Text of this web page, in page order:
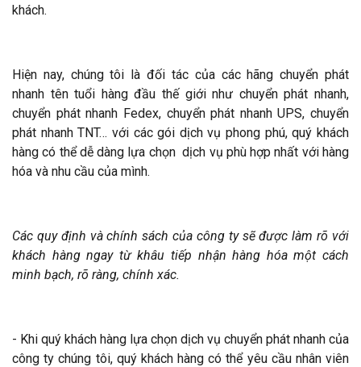
khách.
Hiện nay, chúng tôi là đối tác của các hãng chuyển phát
nhanh tên tuổi hàng đầu thế giới như chuyển phát nhanh,
chuyển phát nhanh Fedex, chuyển phát nhanh UPS, chuyển
phát nhanh TNT… với các gói dịch vụ phong phú, quý khách
hàng có thể dễ dàng lựa chọn dịch vụ phù hợp nhất với hàng
hóa và nhu cầu của mình.
Các quy định và chính sách của công ty sẽ được làm rõ với
khách hàng ngay từ khâu tiếp nhận hàng hóa một cách
minh bạch, rõ ràng, chính xác.
- Khi quý khách hàng lựa chọn dịch vụ chuyển phát nhanh của
công ty chúng tôi, quý khách hàng có thể yêu cầu nhân viên